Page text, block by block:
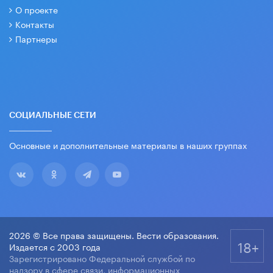
О проекте
Контакты
Партнеры
СОЦИАЛЬНЫЕ СЕТИ
Основные и дополнительные материалы в наших группах
2026 © Все права защищены. Вести образования.
Издается с 2003 года
Зарегистрировано Федеральной службой по
надзору в сфере связи, информационных
18+